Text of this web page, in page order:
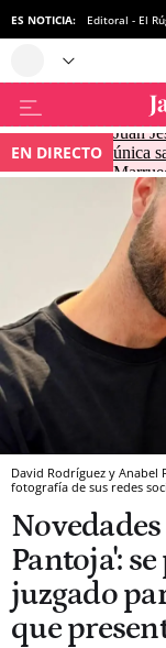
ES NOTICIA: Editoral - El
EN DIRECTO
Juan
única
David Rodríguez y
fotografía de sus redes
Pantoja':
juzgado
que